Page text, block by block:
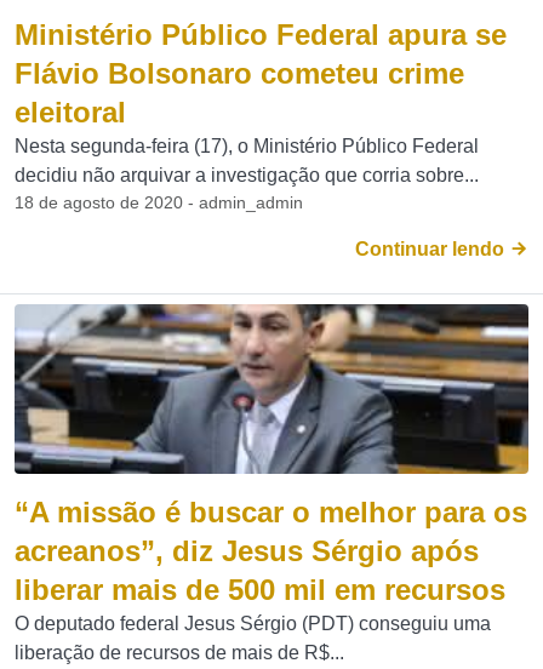
Ministério Público Federal apura se
Flávio Bolsonaro cometeu crime
eleitoral
Nesta segunda-feira (17), o Ministério Público Federal
decidiu não arquivar a investigação que corria sobre...
18 de agosto de 2020 - admin_admin
Continuar lendo
“A missão é buscar o melhor para os
acreanos”, diz Jesus Sérgio após
liberar mais de 500 mil em recursos
O deputado federal Jesus Sérgio (PDT) conseguiu uma
liberação de recursos de mais de R$...